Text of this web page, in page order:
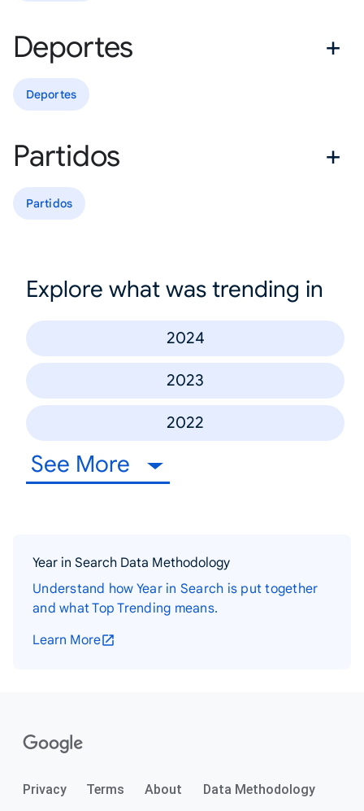
Deportes
Deportes
Partidos
Partidos
Explore what was trending in
2024
2023
2022
See More
Year in Search Data Methodology
Understand how Year in Search is put together
and what Top Trending means.
Learn More
Privacy Terms About Data Methodology